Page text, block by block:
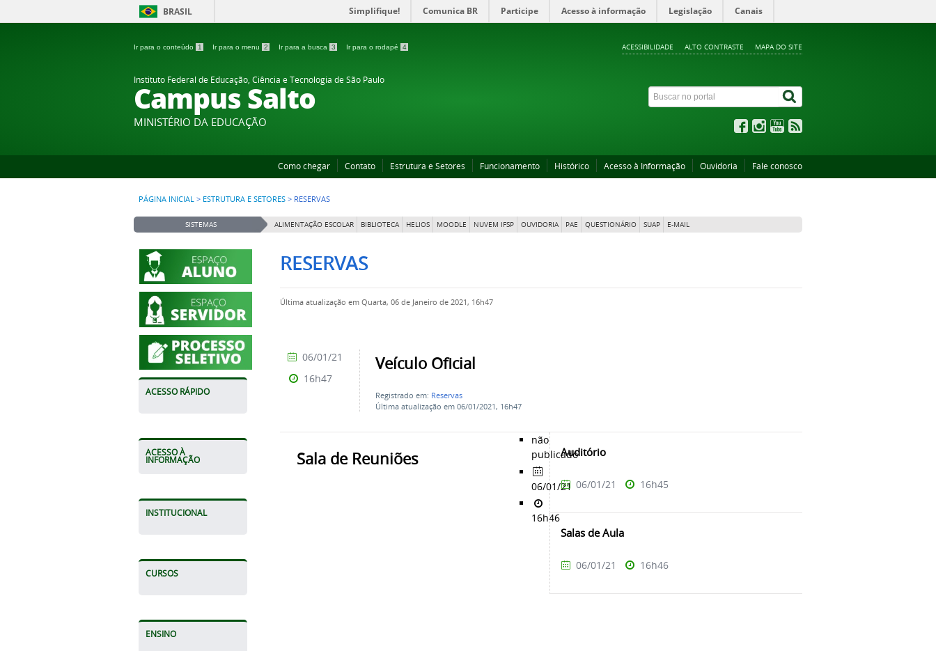
BRASIL Simplifique! Comunica BR Participe Acesso à informação Legislação Canais
Ir para o conteúdo 1 Ir para o menu 2 Ir para a busca 3 Ir para o rodapé 4 ACESSIBILIDADE ALTO CONTRASTE MAPA DO SITE
Instituto Federal de Educação, Ciência e Tecnologia de São Paulo
Campus Salto
MINISTÉRIO DA EDUCAÇÃO
Como chegar Contato Estrutura e Setores Funcionamento Histórico Acesso à Informação Ouvidoria Fale conosco
PÁGINA INICIAL > ESTRUTURA E SETORES > RESERVAS
SISTEMAS ALIMENTAÇÃO ESCOLAR BIBLIOTECA HELIOS MOODLE NUVEM IFSP OUVIDORIA PAE QUESTIONÁRIO SUAP E-MAIL
ACESSO RÁPIDO
ACESSO À
INFORMAÇÃO
INSTITUCIONAL
CURSOS
ENSINO
RESERVAS
Última atualização em Quarta, 06 de Janeiro de 2021, 16h47
Veículo Oficial
Registrado em: Reservas
Última atualização em 06/01/2021, 16h47
06/01/21
16h47
Sala de Reuniões
não
publicado
06/01/21
16h46
Auditório
06/01/21 16h45
Salas de Aula
06/01/21 16h46